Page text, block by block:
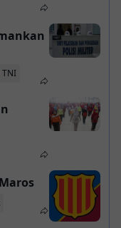
TNI